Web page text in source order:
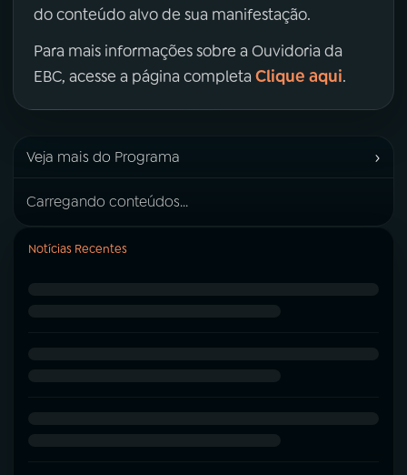
do conteúdo alvo de sua manifestação.
Para mais informações sobre a Ouvidoria da
EBC, acesse a página completa Clique aqui.
Veja mais do Programa ›
Carregando conteúdos...
Notícias Recentes